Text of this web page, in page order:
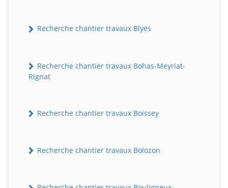
Recherche chantier travaux Blyes
Recherche chantier travaux Bohas-Meyriat-
Rignat
Recherche chantier travaux Boissey
Recherche chantier travaux Bolozon